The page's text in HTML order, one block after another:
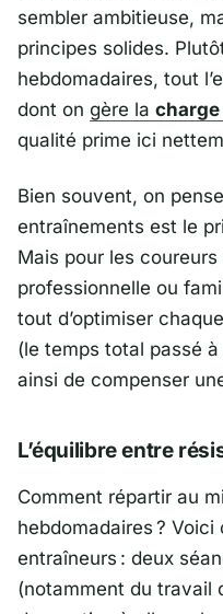
sembler ambitieuse,
principes solides.
hebdomadaires, tout
dont on gère la charge
qualité prime ici
Bien souvent, on
entraînements est le
Mais pour les
professionnelle ou
tout d’optimiser
(le temps total passé à
ainsi de compenser
L’équilibre entre
Comment répartir au
hebdomadaires ?
entraîneurs : deux
(notamment du travail